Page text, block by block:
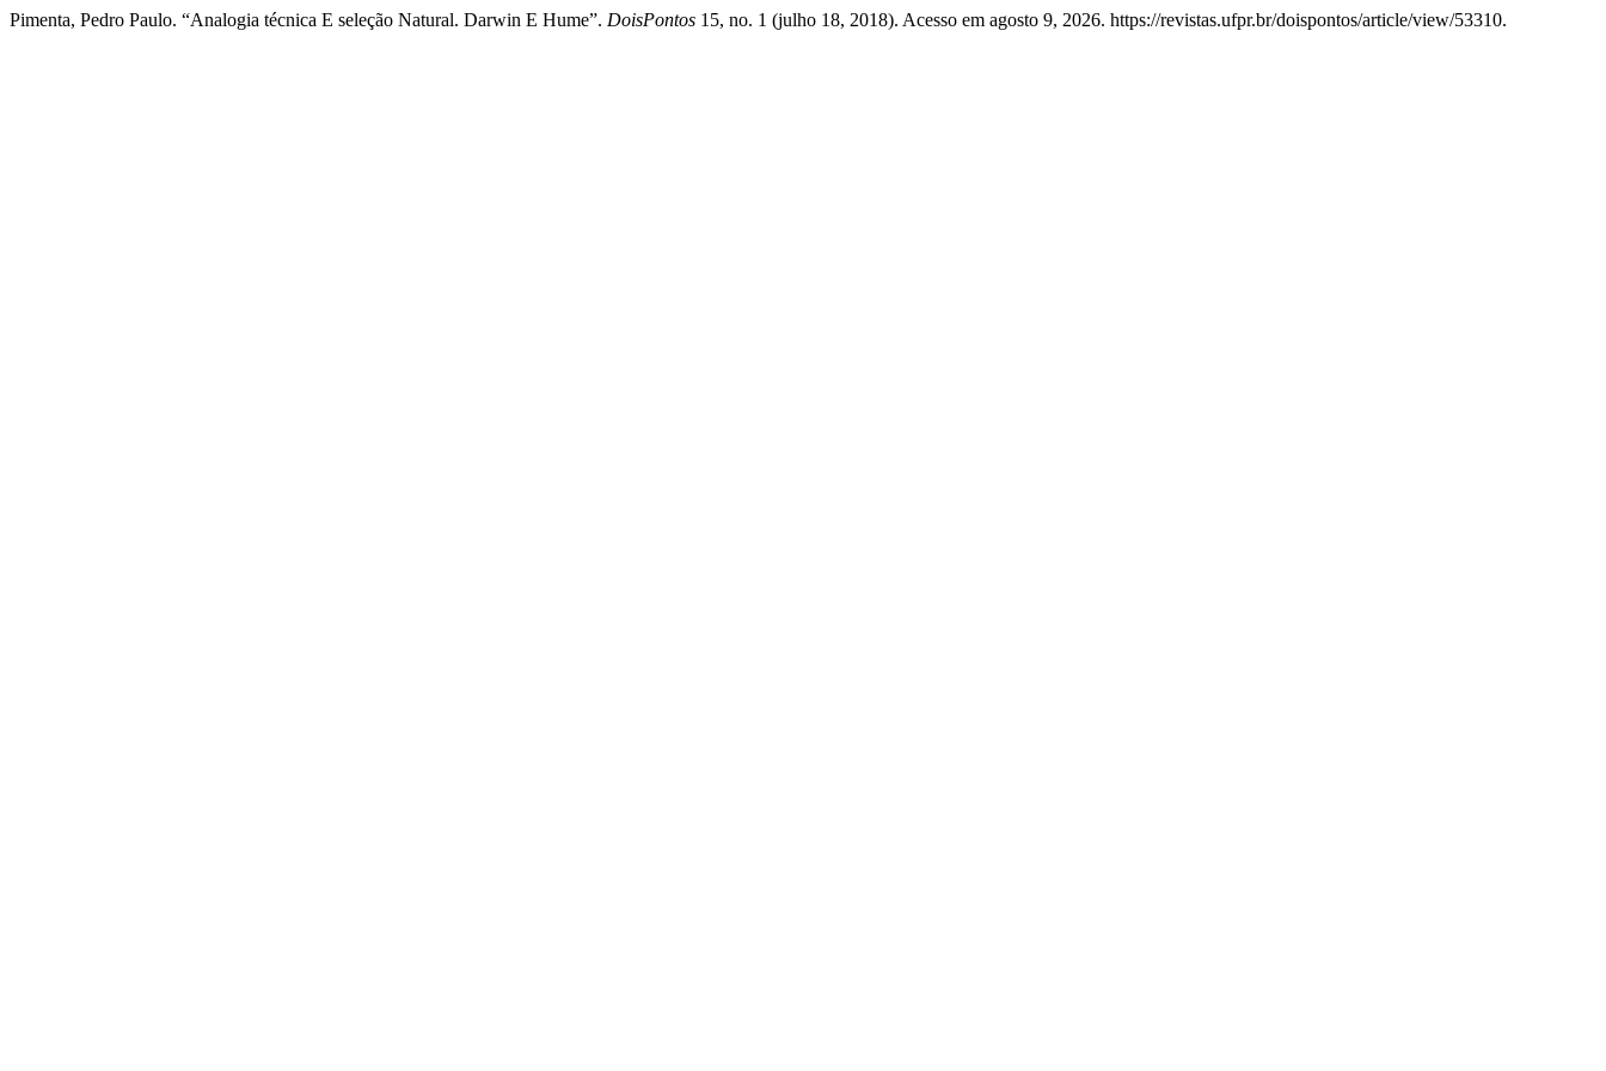
Pimenta, Pedro Paulo. “Analogia técnica E seleção Natural. Darwin E Hume”. DoisPontos 15, no. 1 (julho 18, 2018). Acesso em agosto 9, 2026. https://revistas.ufpr.br/doispontos/article/view/53310.